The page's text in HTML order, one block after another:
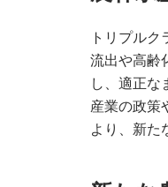
トリプル
流出や高齢
し、適正な
産業の政策
より、新た